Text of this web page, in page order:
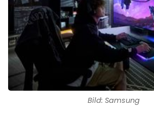
Bild: Samsung